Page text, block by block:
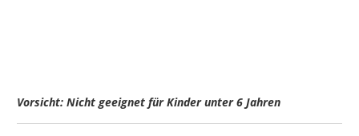
Vorsicht: Nicht geeignet für Kinder unter 6 Jahren